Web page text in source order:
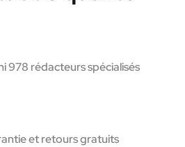
978 rédacteurs spécialisés
et retours gratuits